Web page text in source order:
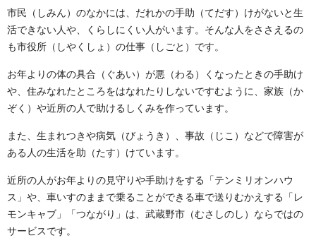
市民（しみん）のなかには、だれかの手助（てだす）けがないと生
活できない人や、くらしにくい人がいます。そんな人をささえるの
も市役所（しやくしょ）の仕事（しごと）です。
お年よりの体の具合（ぐあい）が悪（わる）くなったときの手助け
や、住みなれたところをはなれたりしないですむように、家族（か
ぞく）や近所の人で助けるしくみを作っています。
また、生まれつきや病気（びょうき）、事故（じこ）などで障害が
ある人の生活を助（たす）けています。
近所の人がお年よりの見守りや手助けをする「テンミリオンハウ
ス」や、車いすのままで乗ることができる車で送りむかえする「レ
モンキャブ」「つながり」は、武蔵野市（むさしのし）ならではの
サービスです。